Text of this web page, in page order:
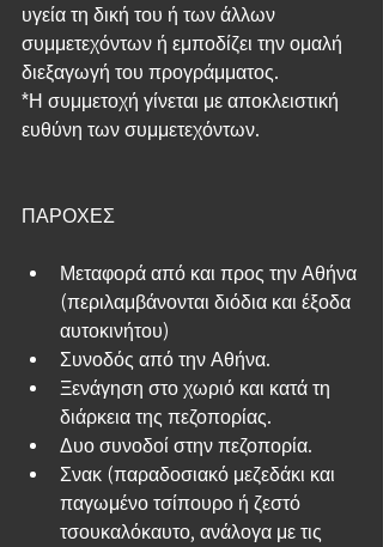
υγεία τη δική του ή των άλλων
συμμετεχόντων ή εμποδίζει την ομαλή
διεξαγωγή του προγράμματος.
*Η συμμετοχή γίνεται με αποκλειστική
ευθύνη των συμμετεχόντων.
ΠΑΡΟΧΕΣ
Μεταφορά από και προς την Αθήνα
(περιλαμβάνονται διόδια και έξοδα
αυτοκινήτου)
Συνοδός από την Αθήνα.
Ξενάγηση στο χωριό και κατά τη
διάρκεια της πεζοπορίας.
Δυο συνοδοί στην πεζοπορία.
Σνακ (παραδοσιακό μεζεδάκι και
παγωμένο τσίπουρο ή ζεστό
τσουκαλόκαυτο, ανάλογα με τις